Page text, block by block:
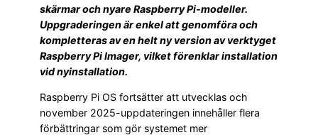
skärmar och nyare Raspberry Pi-modeller.
Uppgraderingen är enkel att genomföra och
kompletteras av en helt ny version av verktyget
Raspberry Pi Imager, vilket förenklar installation
vid nyinstallation.
Raspberry Pi OS fortsätter att utvecklas och
november 2025-uppdateringen innehåller flera
förbättringar som gör systemet mer